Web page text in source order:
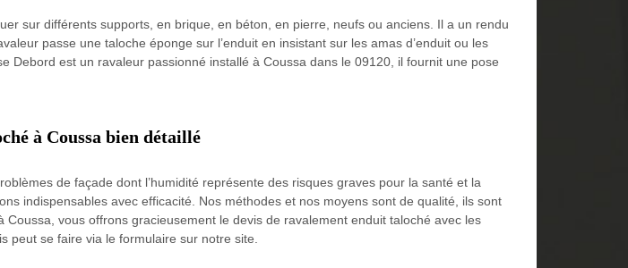
sur différents supports, en brique, en béton, en pierre, neufs ou anciens. Il a un rendu
passe une taloche éponge sur l’enduit en insistant sur les amas d’enduit ou les
Debord est un ravaleur passionné installé à Coussa dans le 09120, il fournit une pose
à Coussa bien détaillé
de façade dont l’humidité représente des risques graves pour la santé et la
indispensables avec efficacité. Nos méthodes et nos moyens sont de qualité, ils sont
vous offrons gracieusement le devis de ravalement enduit taloché avec les
peut se faire via le formulaire sur notre site.